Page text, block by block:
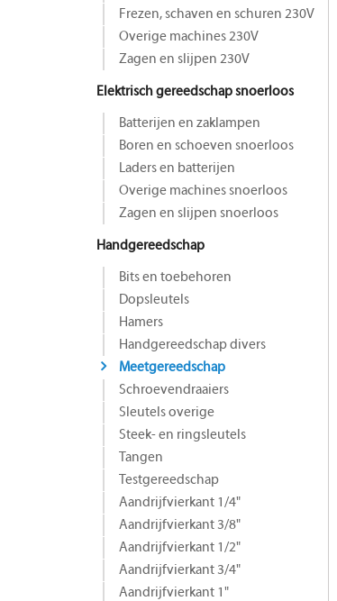
Frezen, schaven en schuren 230V
Overige machines 230V
Zagen en slijpen 230V
Elektrisch gereedschap snoerloos
Batterijen en zaklampen
Boren en schoeven snoerloos
Laders en batterijen
Overige machines snoerloos
Zagen en slijpen snoerloos
Handgereedschap
Bits en toebehoren
Dopsleutels
Hamers
Handgereedschap divers
Meetgereedschap
Schroevendraaiers
Sleutels overige
Steek- en ringsleutels
Tangen
Testgereedschap
Aandrijfvierkant 1/4"
Aandrijfvierkant 3/8"
Aandrijfvierkant 1/2"
Aandrijfvierkant 3/4"
Aandrijfvierkant 1"